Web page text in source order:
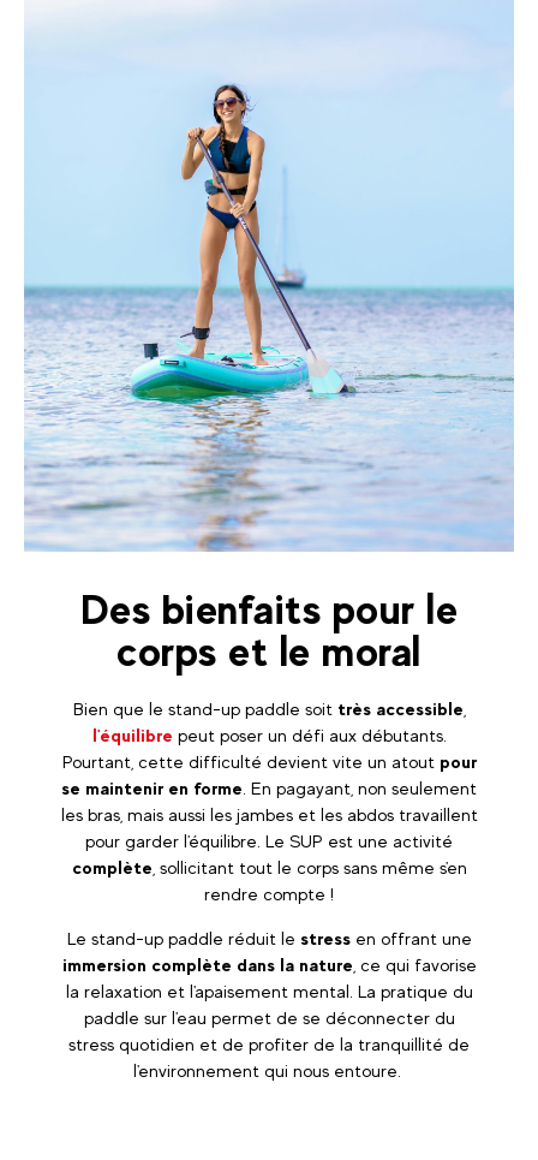
Des bienfaits pour le
corps et le moral
Bien que le stand-up paddle soit très accessible
l'équilibre peut poser un défi aux débutants.
Pourtant, cette difficulté devient vite un atout pour
se maintenir en forme . En pagayant, non seulement
les bras, mais aussi les jambes et les abdos travaillent
pour garder l'équilibre. Le SUP est une activité
complète , sollicitant tout le corps sans même s'en
rendre compte !
Le stand-up paddle réduit le stress en offrant une
immersion complète dans la nature , ce qui favorise
la relaxation et l'apaisement mental. La pratique du
paddle sur l'eau permet de se déconnecter du
stress quotidien et de profiter de la tranquillité de
l'environnement qui nous entoure.